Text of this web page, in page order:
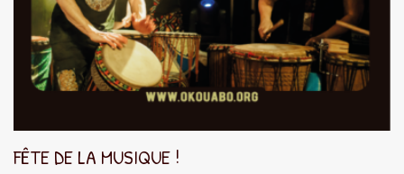
FÊTE DE LA MUSIQUE !